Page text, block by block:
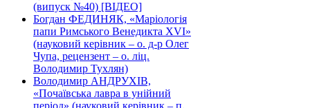
(випуск №40) [ВІДЕО]
Богдан ФЕДИНЯК, «Маріологія
папи Римського Венедикта XVI»
(науковий керівник – о. д-р Олег
Чупа, рецензент – о. ліц.
Володимир Тухлян)
Володимир АНДРУХІВ,
«Почаївська лавра в унійний
період» (науковий керівник – п.